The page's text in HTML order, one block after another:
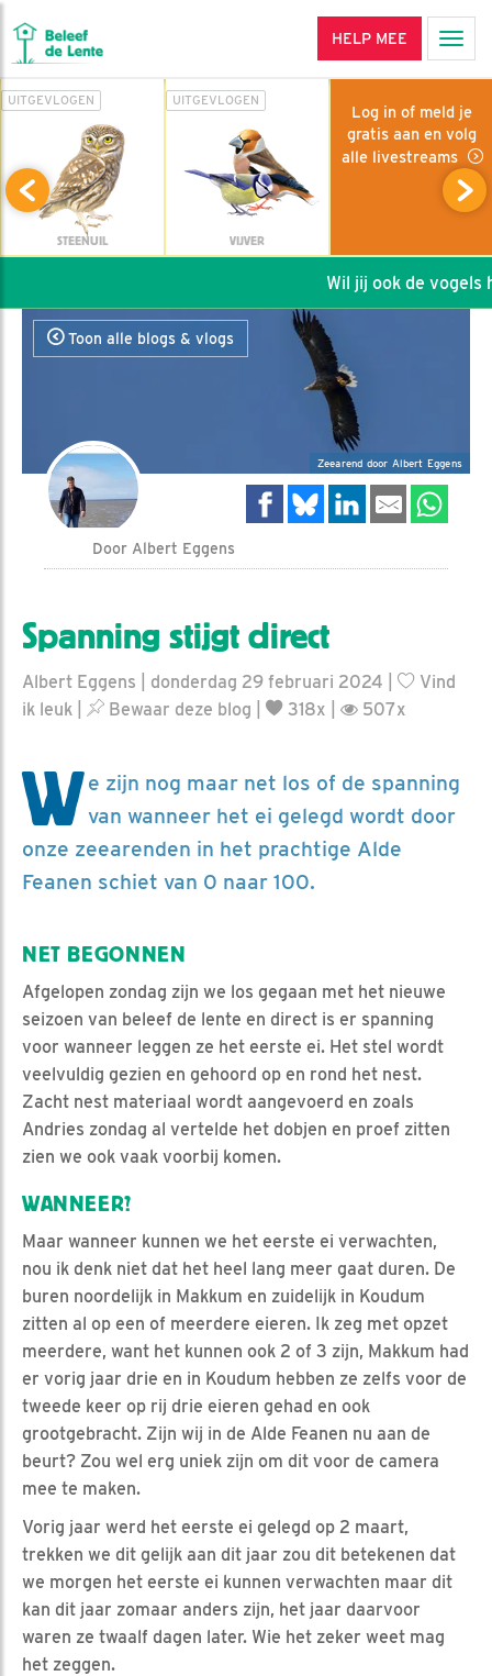
HELP MEE
UITGEVLOGEN
STEENUIL
UITGEVLOGEN
VIJVER
Log in of meld je
gratis aan en volg
alle livestreams
Wil jij ook de vogels
Toon alle blogs & vlogs
Zeearend door Albert Eggens
Door Albert Eggens
Spanning stijgt direct
Albert Eggens | donderdag 29 februari 2024 |
Vind
ik leuk
Bewaar deze blog 318x | 507x
We zijn nog maar net los of de spanning
van wanneer het ei gelegd wordt door
onze zeearenden in het prachtige Alde
Feanen schiet van 0 naar 100.
NET BEGONNEN
Afgelopen zondag zijn we los gegaan met het nieuwe
seizoen van beleef de lente en direct is er spanning
voor wanneer leggen ze het eerste ei. Het stel wordt
veelvuldig gezien en gehoord op en rond het nest.
Zacht nest materiaal wordt aangevoerd en zoals
Andries zondag al vertelde het dobjen en proef zitten
zien we ook vaak voorbij komen.
WANNEER?
Maar wanneer kunnen we het eerste ei verwachten,
nou ik denk niet dat het heel lang meer gaat duren. De
buren noordelijk in Makkum en zuidelijk in Koudum
zitten al op een of meerdere eieren. Ik zeg met opzet
meerdere, want het kunnen ook 2 of 3 zijn, Makkum had
er vorig jaar drie en in Koudum hebben ze zelfs voor de
tweede keer op rij drie eieren gehad en ook
grootgebracht. Zijn wij in de Alde Feanen nu aan de
beurt? Zou wel erg uniek zijn om dit voor de camera
mee te maken.
Vorig jaar werd het eerste ei gelegd op 2 maart,
trekken we dit gelijk aan dit jaar zou dit betekenen dat
we morgen het eerste ei kunnen verwachten maar dit
kan dit jaar zomaar anders zijn, het jaar daarvoor
waren ze twaalf dagen later. Wie het zeker weet mag
het zeggen.